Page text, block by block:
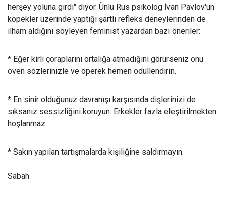
herşey yoluna girdi" diyor. Ünlü Rus psikolog İvan Pavlov'un
köpekler üzerinde yaptığı şartlı refleks deneylerinden de
ilham aldığını söyleyen feminist yazardan bazı öneriler:
* Eğer kirli çoraplarını ortalığa atmadığını görürseniz onu
öven sözlerinizle ve öperek hemen ödüllendirin.
* En sinir olduğunuz davranışı karşısında dişlerinizi de
sıksanız sessizliğini koruyun. Erkekler fazla eleştirilmekten
hoşlanmaz.
* Sakın yapılan tartışmalarda kişiliğine saldırmayın.
Sabah